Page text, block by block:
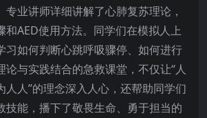
专业讲师详细讲解了心肺复苏理论，
和AED使用方法。同学们在模拟人上
习如何判断心跳呼吸骤停、如何进行
论与实践结合的急救课堂，不仅让“人
人人”的理念深入人心，还帮助同学们
技能，播下了敬畏生命、勇于担当的